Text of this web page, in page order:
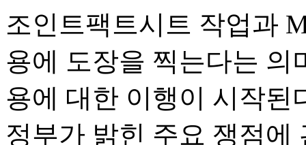
조인트팩트시트 작업과
용에 도장을 찍는다는 의
용에 대한 이행이 시작된
정부가 밝힌 주요 쟁점에